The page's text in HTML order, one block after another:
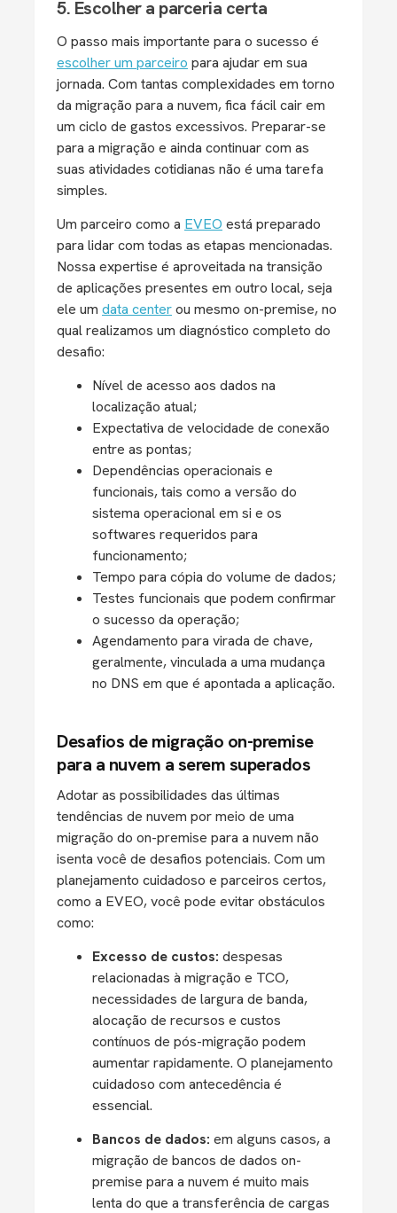
5. Escolher a parceria certa
O passo mais importante para o sucesso é
escolher um parceiro para ajudar em sua
jornada. Com tantas complexidades em torno
da migração para a nuvem, fica fácil cair em
um ciclo de gastos excessivos. Preparar-se
para a migração e ainda continuar com as
suas atividades cotidianas não é uma tarefa
simples.
Um parceiro como a EVEO está preparado
para lidar com todas as etapas mencionadas.
Nossa expertise é aproveitada na transição
de aplicações presentes em outro local, seja
ele um data centerou mesmo on-premise, no
qual realizamos um diagnóstico completo do
desafio:
Nível de acesso aos dados na
localização atual;
Expectativa de velocidade de conexão
entre as pontas;
Dependências operacionais e
funcionais, tais como a versão do
sistema operacional em si e os
softwares requeridos para
funcionamento;
Tempo para cópia do volume de dados;
Testes funcionais que podem confirmar
o sucesso da operação;
Agendamento para virada de chave,
geralmente, vinculada a uma mudança
no DNS em que é apontada a aplicação.
Desafios de migração on-premise
para a nuvem a serem superados
Adotar as possibilidades das últimas
tendências de nuvem por meio de uma
migração do on-premise para a nuvem não
isenta você de desafios potenciais. Com um
planejamento cuidadoso e parceiros certos,
como a EVEO, você pode evitar obstáculos
como:
Excesso de custos: despesas
relacionadas à migração e TCO,
necessidades de largura de banda,
alocação de recursos e custos
contínuos de pós-migração podem
aumentar rapidamente. O planejamento
cuidadoso com antecedência é
essencial.
Bancos de dados: em alguns casos, a
migração de bancos de dados on-
premise para a nuvem é muito mais
lenta do que a transferência de cargas